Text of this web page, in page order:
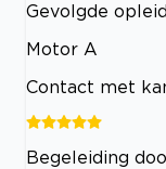
Gevolgde
Motor A
Contact met
Begeleiding